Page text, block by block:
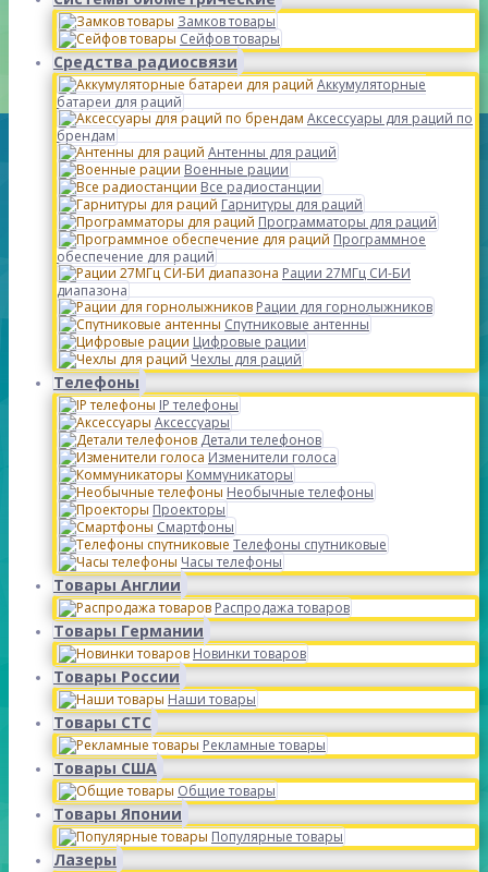
Замков товары
Сейфов товары
Средства радиосвязи
Аккумуляторные
батареи для раций
Аксессуары для раций по
брендам
Антенны для раций
Военные рации
Все радиостанции
Гарнитуры для раций
Программаторы для раций
Программное
обеспечение для раций
Рации 27МГц СИ-БИ
диапазона
Рации для горнолыжников
Спутниковые антенны
Цифровые рации
Чехлы для раций
Телефоны
IP телефоны
Аксессуары
Детали телефонов
Изменители голоса
Коммуникаторы
Необычные телефоны
Проекторы
Смартфоны
Телефоны спутниковые
Часы телефоны
Товары Англии
Распродажа товаров
Товары Германии
Новинки товаров
Товары России
Наши товары
Товары СТС
Рекламные товары
Товары США
Общие товары
Товары Японии
Популярные товары
Лазеры